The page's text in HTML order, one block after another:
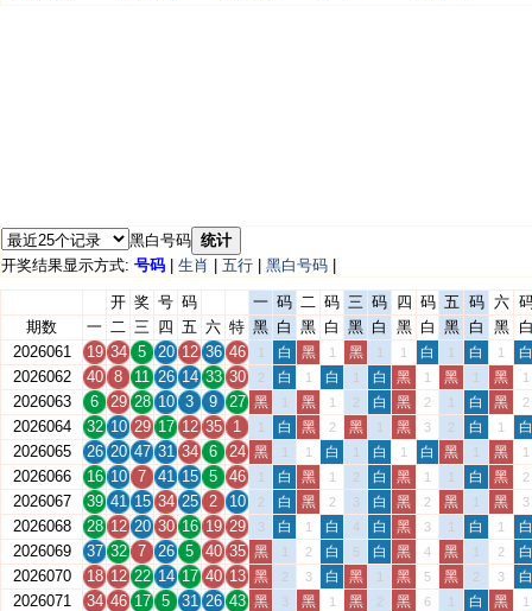
黑白号码 统计
开奖结果显示方式: 号码 生肖 五行 黑白号码
开 奖 号 码 一 码 二 码 三 码 四 码 五 码 六
期数
一 二 三 四 五 六 特 黑 白 黑 白 黑 白 黑 白 黑 白 黑
2026061
19 34 5 20 12 36 46 1 白 黑 1 黑 1 1 白 1 白 1 白
2026062 40 8 11 26 14 33 30 2 白 1 白 1 白 黑 1 黑 1 黑 1
2026063 6 29 28 10 3 9 27 黑 1 黑 1 2 白 黑 2 1 白 黑 2
2026064 32 10 29 17 12 35 1 1 白 黑 2 黑 1 黑 3 2 白 1 白
2026065 26 20 47 31 34 6 24 黑 1 1 白 1 白 1 白 黑 1 黑 1
2026066 16 10 7 41 15 5 46 1 白 黑 1 2 白 黑 1 1 白 黑 2
2026067 39 41 15 34 25 2 10 2 白 黑 2 3 白 黑 2 黑 1 黑 3
2026068 28 12 20 30 16 19 29 3 白 1 白 4 白 黑 3 1 白 1 白
2026069 37 32 7 26 5 40 35 黑 1 2 白 5 白 黑 4 黑 1 2 白
2026070 18 12 22 14 17 40 13 黑 2 3 白 黑 1 黑 5 黑 2 3 白
2026071 34 46 17 5 31 26 43 黑 3 黑 1 黑 2 黑 6 1 白 黑 1